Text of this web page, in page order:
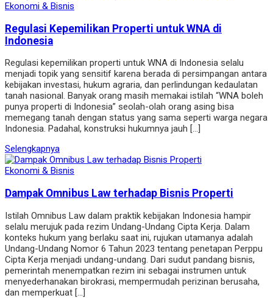
Ekonomi & Bisnis
Regulasi Kepemilikan Properti untuk WNA di
Indonesia
Regulasi kepemilikan properti untuk WNA di Indonesia selalu
menjadi topik yang sensitif karena berada di persimpangan antara
kebijakan investasi, hukum agraria, dan perlindungan kedaulatan
tanah nasional. Banyak orang masih memakai istilah “WNA boleh
punya properti di Indonesia” seolah-olah orang asing bisa
memegang tanah dengan status yang sama seperti warga negara
Indonesia. Padahal, konstruksi hukumnya jauh […]
Selengkapnya
Ekonomi & Bisnis
Dampak Omnibus Law terhadap Bisnis Properti
Istilah Omnibus Law dalam praktik kebijakan Indonesia hampir
selalu merujuk pada rezim Undang-Undang Cipta Kerja. Dalam
konteks hukum yang berlaku saat ini, rujukan utamanya adalah
Undang-Undang Nomor 6 Tahun 2023 tentang penetapan Perppu
Cipta Kerja menjadi undang-undang. Dari sudut pandang bisnis,
pemerintah menempatkan rezim ini sebagai instrumen untuk
menyederhanakan birokrasi, mempermudah perizinan berusaha,
dan memperkuat […]